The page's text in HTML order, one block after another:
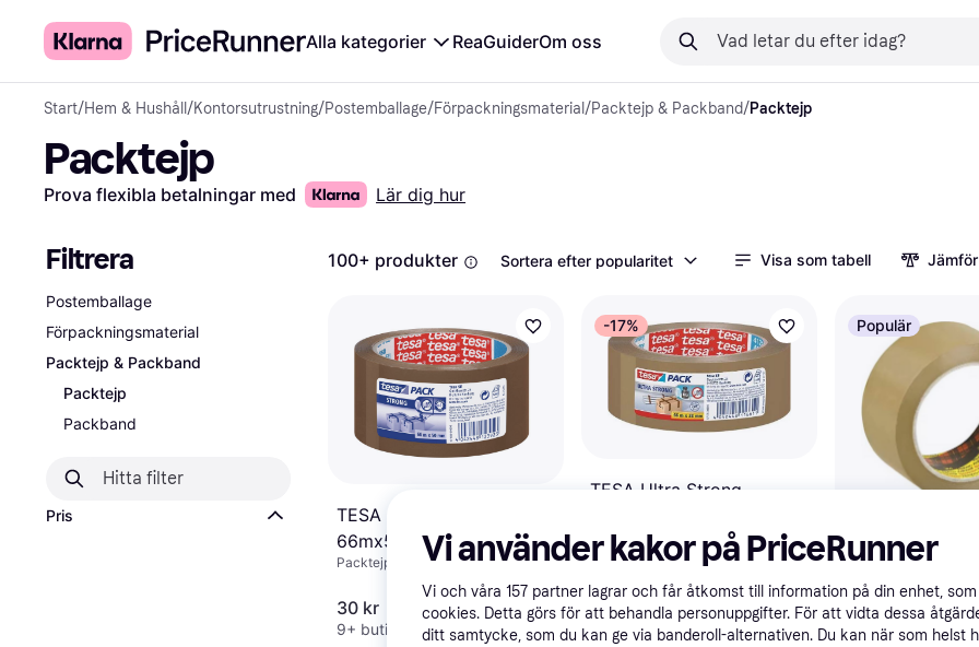
Alla kategorier ReaGuiderOm oss
Start/Hem & Hushåll /Kontorsutrustning/Postemballage/Förpackningsmaterial /Packtejp & Packband/Packtejp
Packtejp
Prova flexibla betalningar med Lär dig hur
Filtrera
Postemballage
Förpackningsmaterial
Packtejp & Packband
Packtejp
Packband
Pris
100+ produkter Sortera efter popularitet Visa som tabell
TESA Standard Pack
66mx50mm
Packtejp
30 kr
9+ butiker
-17%
TESA Ultra Strong
54 kr65 kr
8 butiker
Populär
3M Scotch
27 kr
9+ butiker
Vi använder kakor på PriceRunner
Vi och våra 157 partner lagrar och får åtkomst till information på din enhet,
cookies. Detta görs för att behandla personuppgifter. För att vidta dessa
ditt samtycke, som du kan ge via banderoll-alternativen. Du kan när som helst